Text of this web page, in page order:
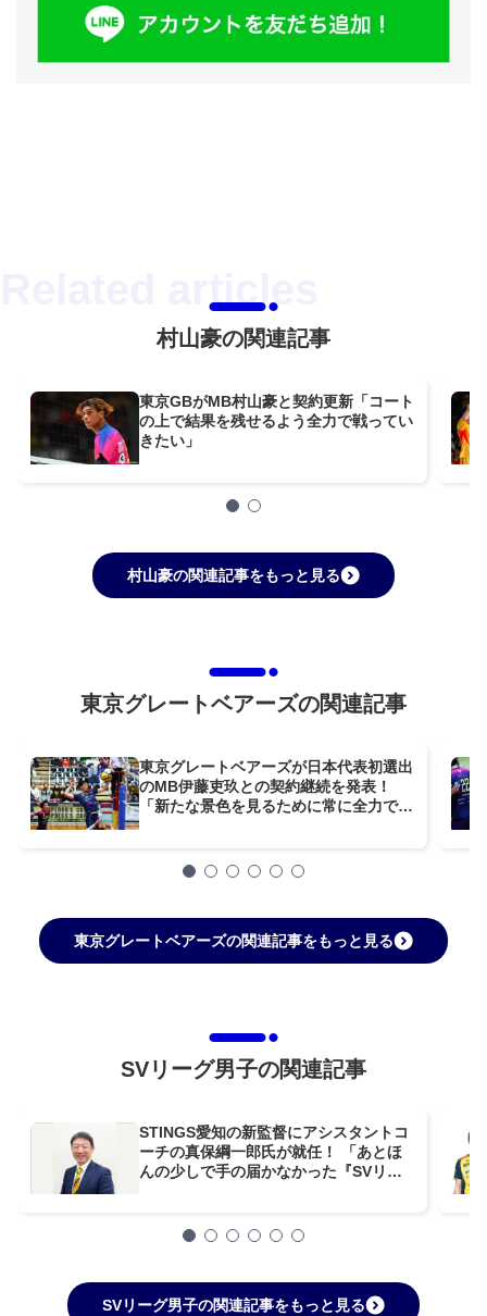
村山豪の関連記事
東京GBがMB村山豪と契約更新「コート
の上で結果を残せるよう全力で戦ってい
きたい」
村山豪の関連記事をもっと見る
東京グレートベアーズの関連記事
東京グレートベアーズが日本代表初選出
のMB伊藤吏玖との契約継続を発表！
「新たな景色を見るために常に全力で突
東京グレートベアーズの関連記事をもっと見る
SVリーグ男子の関連記事
STINGS愛知の新監督にアシスタントコ
ーチの真保綱一郎氏が就任！ 「あとほ
んの少しで手の届かなかった『SVリー
SVリーグ男子の関連記事をもっと見る